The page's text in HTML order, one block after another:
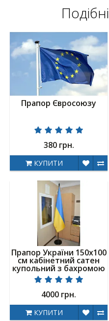
Прапор Євросоюзу
380 грн.
КУПИТИ
Прапор України 150х100
см кабінетний сатен
купольний з бахромою
4000 грн.
КУПИТИ